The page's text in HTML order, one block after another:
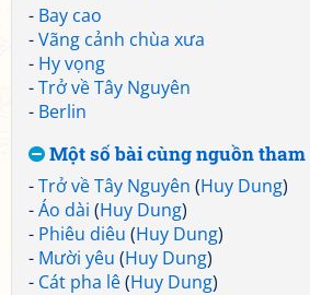
- Bay cao
-Vãng cảnh chùa xưa
- Hy vọng
-Trở về Tây Nguyên
- Berlin
Một số bài cùng nguồn
-Trở về Tây Nguyên (Huy Dung)
-Áo dài (Huy Dung)
- Phiêu diêu (Huy Dung)
- Mười yêu (Huy Dung)
- Cát pha lê(Huy Dung)